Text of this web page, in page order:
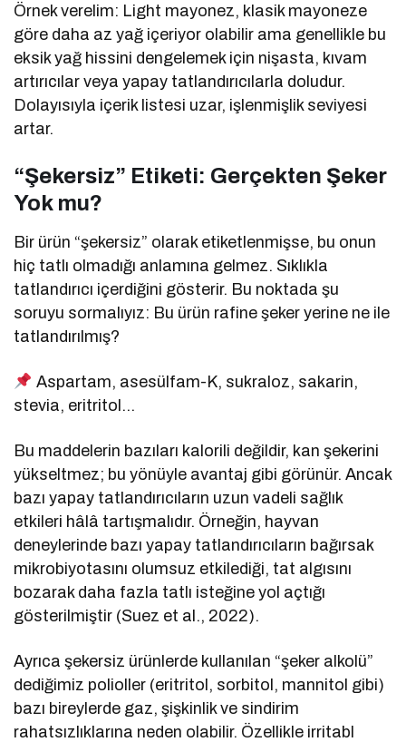
Örnek verelim: Light mayonez, klasik mayoneze
göre daha az yağ içeriyor olabilir ama genellikle bu
eksik yağ hissini dengelemek için nişasta, kıvam
artırıcılar veya yapay tatlandırıcılarla doludur.
Dolayısıyla içerik listesi uzar, işlenmişlik seviyesi
artar.
“Şekersiz” Etiketi: Gerçekten Şeker
Yok mu?
Bir ürün “şekersiz” olarak etiketlenmişse, bu onun
hiç tatlı olmadığı anlamına gelmez. Sıklıkla
tatlandırıcı içerdiğini gösterir. Bu noktada şu
soruyu sormalıyız: Bu ürün rafine şeker yerine ne ile
tatlandırılmış?
Aspartam, asesülfam-K, sukraloz, sakarin,
stevia, eritritol…
Bu maddelerin bazıları kalorili değildir, kan şekerini
yükseltmez; bu yönüyle avantaj gibi görünür. Ancak
bazı yapay tatlandırıcıların uzun vadeli sağlık
etkileri hâlâ tartışmalıdır. Örneğin, hayvan
deneylerinde bazı yapay tatlandırıcıların bağırsak
mikrobiyotasını olumsuz etkilediği, tat algısını
bozarak daha fazla tatlı isteğine yol açtığı
gösterilmiştir (Suez et al., 2022).
Ayrıca şekersiz ürünlerde kullanılan “şeker alkolü”
dediğimiz polioller (eritritol, sorbitol, mannitol gibi)
bazı bireylerde gaz, şişkinlik ve sindirim
rahatsızlıklarına neden olabilir. Özellikle irritabl